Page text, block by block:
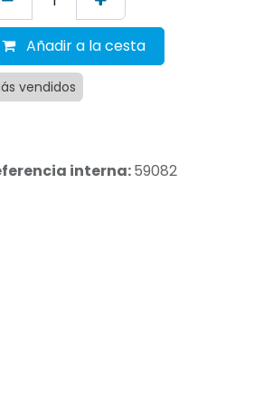
Añadir a la cesta
vendidos
interna:59082